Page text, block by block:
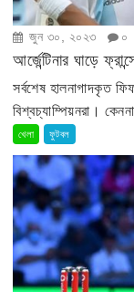
জুন ৩০, ২০২৩ ০
আর্জেন্টিনার ঘাড়ে
সর্বশেষ হালনাগাদকৃত
বিশ্বচ্যাম্পিয়নরা।
খেলা ফুটবল